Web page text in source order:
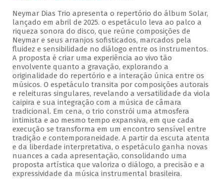
Neymar Dias Trio apresenta o repertório do álbum Solar,
lançado em abril de 2025. o espetáculo leva ao palco a
riqueza sonora do disco, que reúne composições de
Neymar e seus arranjos sofisticados, marcados pela
fluidez e sensibilidade no diálogo entre os instrumentos.
A proposta é criar uma experiência ao vivo tão
envolvente quanto a gravação, explorando a
originalidade do repertório e a interação única entre os
músicos. O espetáculo transita por composições autorais
e releituras singulares, revelando a versatilidade da viola
caipira e sua integração com a música de câmara
tradicional. Em cena, o trio constrói uma atmosfera
intimista e ao mesmo tempo expansiva, em que cada
execução se transforma em um encontro sensível entre
tradição e contemporaneidade. A partir da escuta atenta
e da liberdade interpretativa, o espetáculo ganha novas
nuances a cada apresentação, consolidando uma
proposta artística que valoriza o diálogo, a precisão e a
expressividade da música instrumental brasileira.